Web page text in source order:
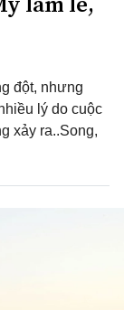
đột, nhưng
lý do cuộc
xảy ra..Song,